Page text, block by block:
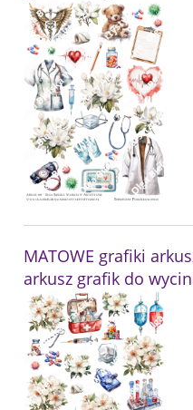
MATOWE grafiki
arkusz grafik do